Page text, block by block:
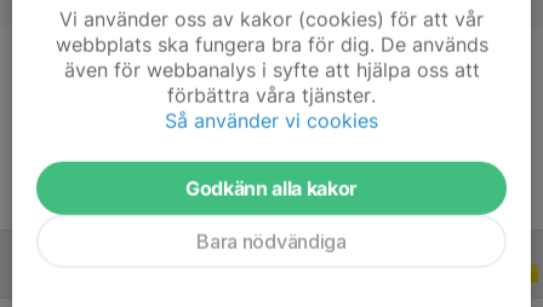
Position
Back
27 år
Vi använder oss av kakor (cookies) för att vår
webbplats ska fungera bra för dig. De används
även för webbanalys i syfte att hjälpa oss att
förbättra våra tjänster.
Så använder vi cookies
Godkänn alla kakor
Bara nödvändiga